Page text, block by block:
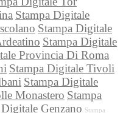
Stampa Digitale
Stampa Digitale
Stampa Digitale
Provincia Di Roma
Stampa Digitale Tivoli
Stampa Digitale
Monastero Stampa
Genzano Stampa